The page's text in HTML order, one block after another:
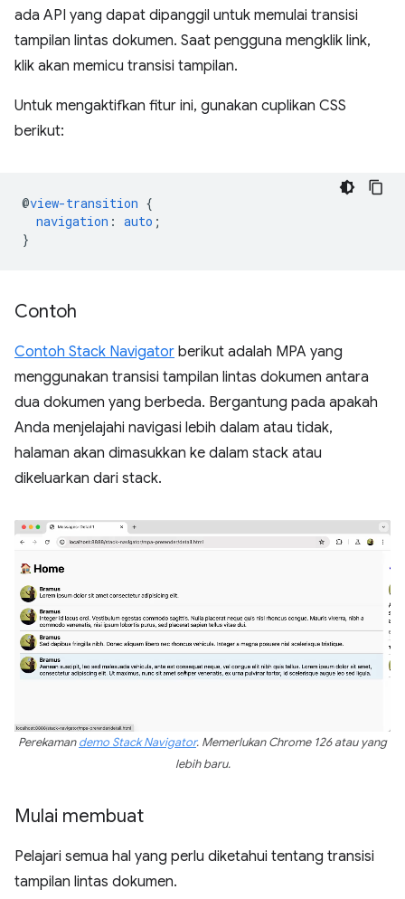
ada API yang dapat dipanggil untuk memulai transisi
tampilan lintas dokumen. Saat pengguna mengklik link,
klik akan memicu transisi tampilan.
Untuk mengaktifkan fitur ini, gunakan cuplikan CSS
berikut:
@view-transition {
navigation : auto ;
}
Contoh
Contoh Stack Navigator berikut adalah MPA yang
menggunakan transisi tampilan lintas dokumen antara
dua dokumen yang berbeda. Bergantung pada apakah
Anda menjelajahi navigasi lebih dalam atau tidak,
halaman akan dimasukkan ke dalam stack atau
dikeluarkan dari stack.
Perekamandemo Stack Navigator. Memerlukan Chrome 126 atau yang
lebih baru.
Mulai membuat
Pelajari semua hal yang perlu diketahui tentang transisi
tampilan lintas dokumen.